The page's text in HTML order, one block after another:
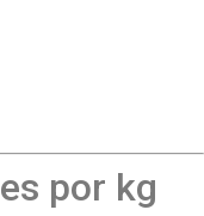
por kg